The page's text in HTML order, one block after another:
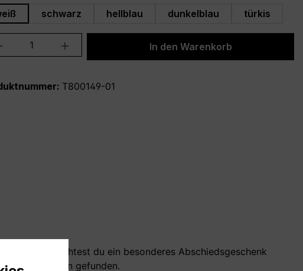
schwarz hellblau dunkelblau türkis
Anzahl: Gib den gewünschten Wert
In den Warenkorb
T800149-01
Oder möchtest du ein besonderes Abschiedsgeschenk
gefunden.